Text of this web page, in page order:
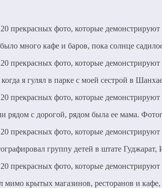
много кафе и баров, пока солнце
я гулял в парке с моей сестрой в
рядом с дорогой, рядом была ее мама.
группу детей в штате
крытых магазинов, ресторанов и